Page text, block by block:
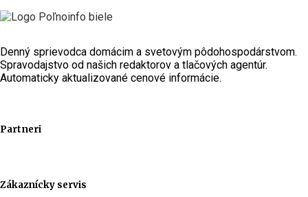
Denný sprievodca domácim a svetovým pôdohospodárstvom.
Spravodajstvo od našich redaktorov a tlačových agentúr.
Automaticky aktualizované cenové informácie.
Partneri
Zákaznícky servis